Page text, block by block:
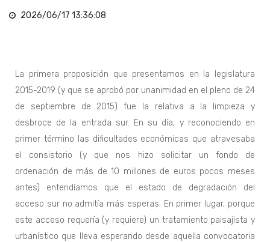
2026/06/17 13:36:08
La primera proposición que presentamos en la legislatura
2015-2019 (y que se aprobó por unanimidad en el pleno de 24
de septiembre de 2015) fue la relativa a la limpieza y
desbroce de la entrada sur. En su día, y reconociendo en
primer término las dificultades económicas que atravesaba
el consistorio (y que nos hizo solicitar un fondo de
ordenación de más de 10 millones de euros pocos meses
antes) entendíamos que el estado de degradación del
acceso sur no admitía más esperas. En primer lugar, porque
este acceso requería (y requiere) un tratamiento paisajista y
urbanístico que lleva esperando desde aquella convocatoria